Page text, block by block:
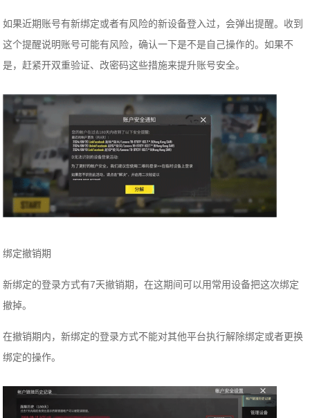
如果近期账号有新绑定或者有风险的新设备登入过，会弹出提醒。收到
这个提醒说明账号可能有风险，确认一下是不是自己操作的。如果不
是，赶紧开双重验证、改密码这些措施来提升账号安全。
绑定撤销期
新绑定的登录方式有7天撤销期，在这期间可以用常用设备把这次绑定
撤掉。
在撤销期内，新绑定的登录方式不能对其他平台执行解除绑定或者更换
绑定的操作。